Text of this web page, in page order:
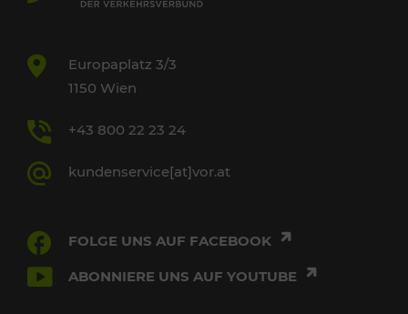
Europaplatz 3/3
1150 Wien
+43 800 22 23 24
kundenservice[at]vor.at
FOLGE UNS AUF FACEBOOK
ABONNIERE UNS AUF YOUTUBE